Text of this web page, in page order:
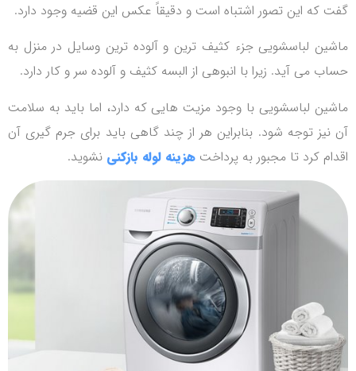
گفت که این تصور اشتباه است و دقیقاً عکس این قضیه وجود دارد.
ماشین لباسشویی جزء کثیف ترین و آلوده ترین وسایل در منزل به
حساب می آید. زیرا با انبوهی از البسه کثیف و آلوده سر و کار دارد.
ماشین لباسشویی با وجود مزیت هایی که دارد، اما باید به سلامت
آن نیز توجه شود. بنابراین هر از چند گاهی باید برای جرم گیری آن
اقدام کرد تا مجبور به پرداخت هزینه لوله بازکنی نشوید.